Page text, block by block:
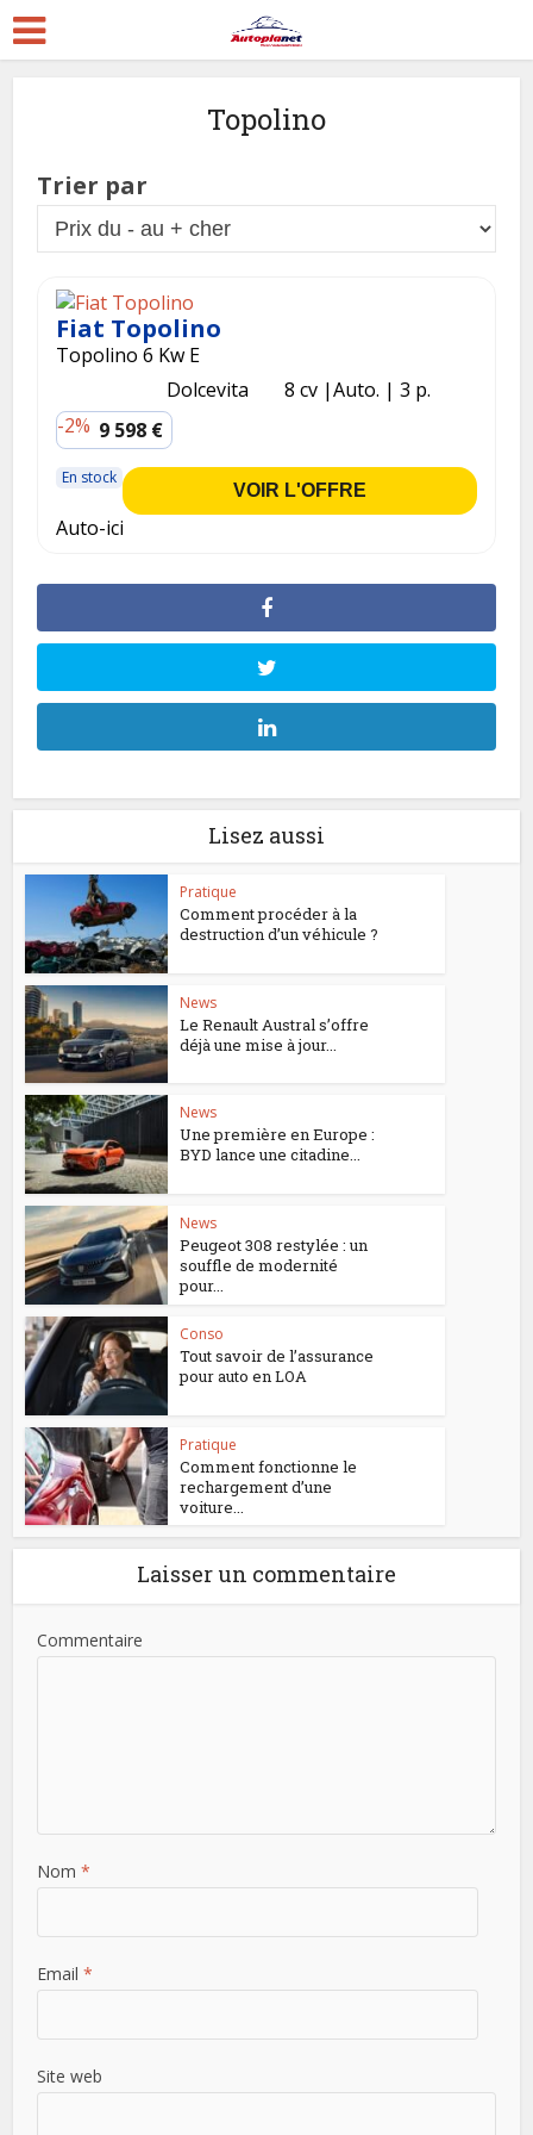
Topolino
Trier par
Fiat Topolino
Topolino 6 Kw E
Dolcevita
8 cv Auto.
3 p.
-2% 9 598 €
En stock
VOIR L'OFFRE
Auto-ici
Lisez aussi
Pratique
Comment procéder à la
destruction d’un véhicule ?
News
Le Renault Austral s’offre
déjà une mise à jour...
News
Une première en Europe :
BYD lance une citadine...
News
Peugeot 308 restylée : un
souffle de modernité
pour...
Conso
Tout savoir de l’assurance
pour auto en LOA
Pratique
Comment fonctionne le
rechargement d’une
voiture...
Laisser un commentaire
Commentaire
Nom*
Email*
Site web